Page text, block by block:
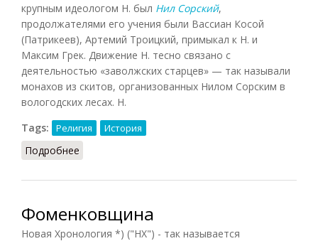
крупным идеологом Н. был Нил Сорский,
продолжателями его учения были Вассиан Косой
(Патрикеев), Артемий Троицкий, примыкал к Н. и
Максим Грек. Движение Н. тесно связано с
деятельностью «заволжских старцев» — так называли
монахов из скитов, организованных Нилом Сорским в
вологодских лесах. Н.
Tags:
Религия История
Подробнее
Фоменковщина
Новая Хронология *) ("НХ") - так называется